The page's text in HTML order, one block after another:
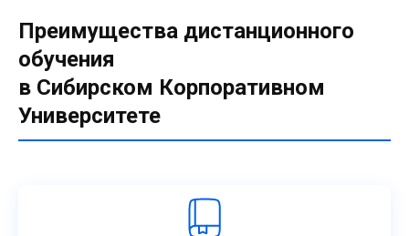
Преимущества дистанционного
обучения
в Сибирском Корпоративном
Университете